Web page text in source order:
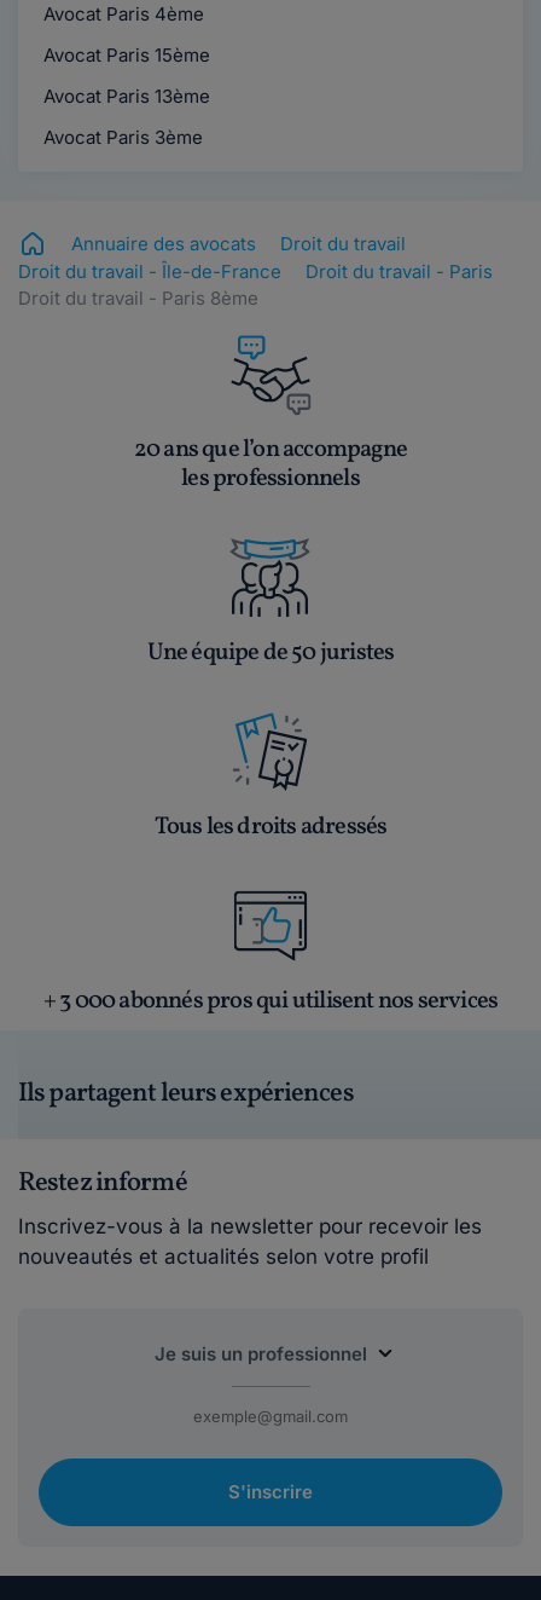
Avocat Paris 4ème
Avocat Paris 15ème
Avocat Paris 13ème
Avocat Paris 3ème
Annuaire des avocats
Droit du travail
Droit du travail - Île-de-France
Droit du travail - Paris
Droit du travail - Paris 8ème
20 ans que l’on accompagne
les professionnels
Une équipe de 50 juristes
Tous les droits adressés
+ 3 000 abonnés pros qui utilisent nos services
Ils partagent leurs expériences
Restez informé
Inscrivez-vous à la newsletter pour recevoir les
nouveautés et actualités selon votre profil
S'inscrire